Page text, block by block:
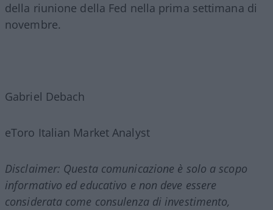
della riunione della Fed nella prima settimana di
novembre.
Gabriel Debach
eToro Italian Market Analyst
Disclaimer: Questa comunicazione è solo a scopo
informativo ed educativo e non deve essere
considerata come consulenza di investimento,